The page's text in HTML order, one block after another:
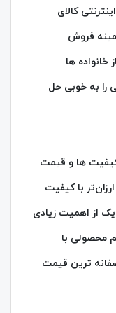
اینترنتی کالای
فروش
خانواده ها
را به خوبی حل
کیفیت‌ ها و قیمت‌
با کیفیت
یک از اهمیت زیادی
محصولی با
ترین قیمت